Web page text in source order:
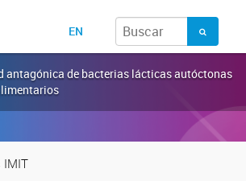
EN
antagónica de bacterias lácticas autóctonas
IMIT